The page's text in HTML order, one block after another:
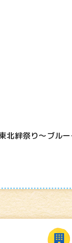
北絆祭り〜ブル